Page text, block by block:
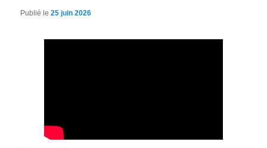
Publié le25 juin 2026